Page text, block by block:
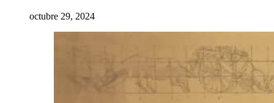
octubre 29, 2024